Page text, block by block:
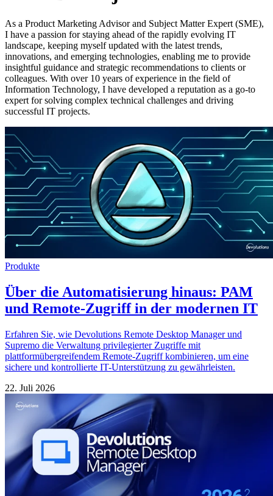
As a Product Marketing Advisor and Subject Matter Expert (SME),
I have a passion for staying ahead of the rapidly evolving IT
landscape, keeping myself updated with the latest trends,
innovations, and emerging technologies, enabling me to provide
insightful guidance and strategic recommendations to clients or
colleagues. With over 10 years of experience in the field of
Information Technology, I have developed a reputation as a go-to
expert for solving complex technical challenges and driving
successful IT projects.
Produkte
Über die Automatisierung hinaus: PAM
und Remote-Zugriff in der modernen IT
Erfahren Sie, wie Devolutions Remote Desktop Manager und
Supremo die Verwaltung privilegierter Zugriffe mit
plattformübergreifendem Remote-Zugriff kombinieren, um eine
sichere und kontrollierte IT-Unterstützung zu gewährleisten.
22. Juli 2026